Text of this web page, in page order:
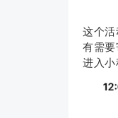
这个
有需
进入